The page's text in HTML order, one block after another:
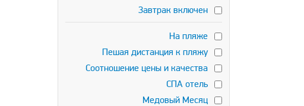
Завтрак включен
На пляже
Пешая дистанция к пляжу
Соотношение цены и качества
СПА отель
Медовый Месяц